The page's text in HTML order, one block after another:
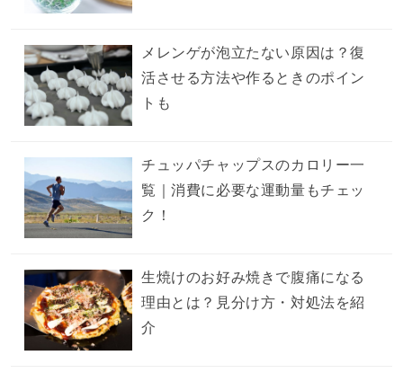
メレンゲが泡立たない原因は？復
活させる方法や作るときのポイン
トも
チュッパチャップスのカロリー一
覧｜消費に必要な運動量もチェッ
ク！
生焼けのお好み焼きで腹痛になる
理由とは？見分け方・対処法を紹
介